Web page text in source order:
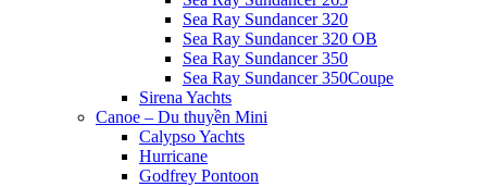
Sea Ray Sundancer 320
Sea Ray Sundancer 320 OB
Sea Ray Sundancer 350
Sea Ray Sundancer 350Coupe
Sirena Yachts
Canoe – Du thuyền Mini
Calypso Yachts
Hurricane
Godfrey Pontoon